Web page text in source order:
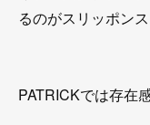
るのがスリッポン
PATRICKでは存在